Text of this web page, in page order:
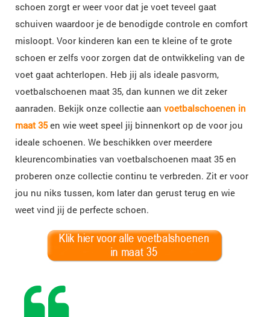
schoen zorgt er weer voor dat je voet teveel gaat
schuiven waardoor je de benodigde controle en comfort
misloopt. Voor kinderen kan een te kleine of te grote
schoen er zelfs voor zorgen dat de ontwikkeling van de
voet gaat achterlopen. Heb jij als ideale pasvorm,
voetbalschoenen maat 35, dan kunnen we dit zeker
aanraden. Bekijk onze collectie aan voetbalschoenen in
maat 35en wie weet speel jij binnenkort op de voor jou
ideale schoenen. We beschikken over meerdere
kleurencombinaties van voetbalschoenen maat 35 en
proberen onze collectie continu te verbreden. Zit er voor
jou nu niks tussen, kom later dan gerust terug en wie
weet vind jij de perfecte schoen.